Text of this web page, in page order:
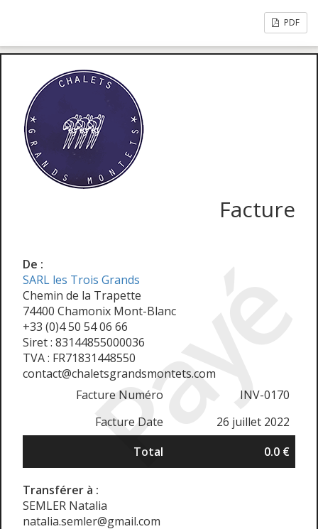
PDF
Payé
Facture
De :
SARL les Trois Grands
Chemin de la Trapette
74400 Chamonix Mont-Blanc
+33 (0)4 50 54 06 66
Siret : 83144855000036
TVA : FR71831448550
contact@chaletsgrandsmontets.com
Facture Numéro
INV-0170
Facture Date
26 juillet 2022
Total
0.0 €
Transférer à :
SEMLER Natalia
natalia.semler@gmail.com